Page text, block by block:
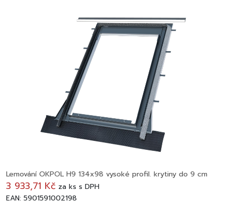
Lemování OKPOL H9 134x98 vysoké profil. krytiny do 9 cm
3 933,71 Kč za ks s DPH
EAN: 5901591002198